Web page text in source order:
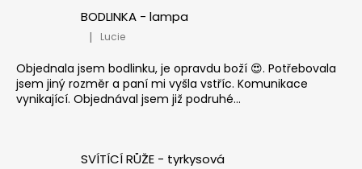
BODLINKA - lampa
Hodnocení produktu je 5 z 5 hvězdiček.
| Lucie
Objednala jsem bodlinku, je opravdu boží 😍. Potřebovala
jsem jiný rozměr a paní mi vyšla vstříc. Komunikace
vynikající. Objednával jsem již podruhé...
SVÍTÍCÍ RŮŽE - tyrkysová